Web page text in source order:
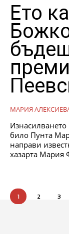
Ето
МАРИЯ
било Пунта Мара. “Изнасилването” от Васил
направи
хазарта Мария
1 2 3